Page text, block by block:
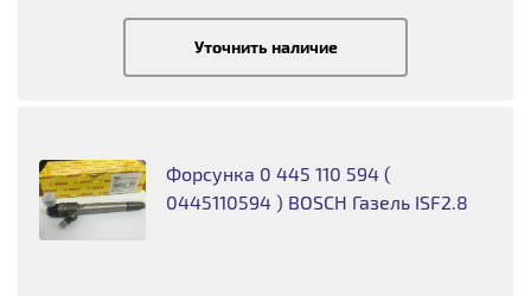
Уточнить наличие
Форсунка 0 445 110 594 (
0445110594 ) BOSCH Газель ISF2.8